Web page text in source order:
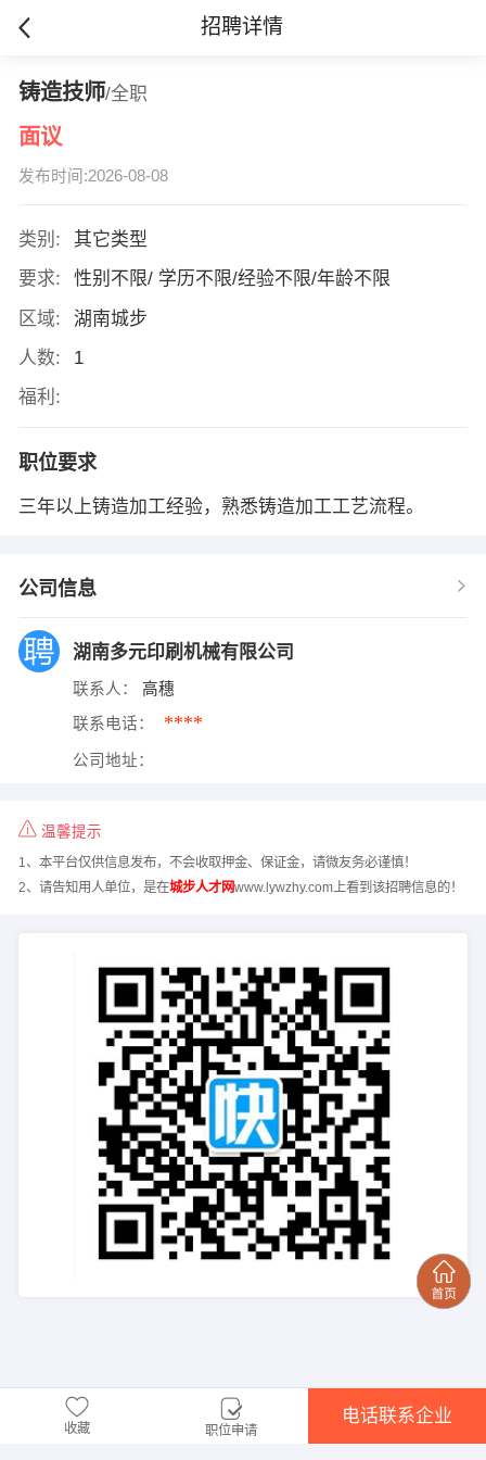
招聘详情
铸造技师/全职
面议
发布时间:2026-08-08
类别:
其它类型
要求:
性别不限/ 学历不限/经验不限/年龄不限
区域:
湖南城步
人数:
1
福利:
职位要求
三年以上铸造加工经验，熟悉铸造加工工艺流程。
公司信息
湖南多元印刷机械有限公司
联系人： 高穗
联系电话： ****
公司地址：
温馨提示
1、本平台仅供信息发布，不会收取押金、保证金，请微友务必谨慎！
2、请告知用人单位，是在城步人才网www.lywzhy.com上看到该招聘信息的！
收藏 职位申请
电话联系企业